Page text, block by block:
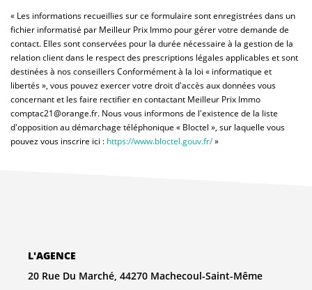
« Les informations recueillies sur ce formulaire sont enregistrées dans un
fichier informatisé par Meilleur Prix Immo pour gérer votre demande de
contact. Elles sont conservées pour la durée nécessaire à la gestion de la
relation client dans le respect des prescriptions légales applicables et sont
destinées à nos conseillers Conformément à la loi « informatique et
libertés », vous pouvez exercer votre droit d'accès aux données vous
concernant et les faire rectifier en contactant Meilleur Prix Immo
comptac21@orange.fr. Nous vous informons de l'existence de la liste
d'opposition au démarchage téléphonique « Bloctel », sur laquelle vous
pouvez vous inscrire ici : https://www.bloctel.gouv.fr/»
L'AGENCE
20 Rue Du Marché, 44270 Machecoul-Saint-Même